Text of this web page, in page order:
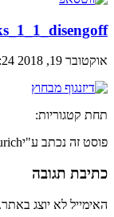
אוקטובר 19, 2018 5:24 am
תחת קטגוריות:
פוסט זה נכתב ע"יurich
כתיבת תגובה
האימייל לא יוצג באתר.